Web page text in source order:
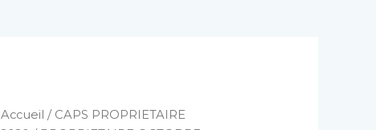
Accueil / CAPS PROPRIETAIRE
quantité